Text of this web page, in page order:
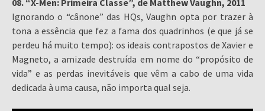
08. “X-Men: Primeira Classe”, de Matthew Vaughn, 2011
Ignorando o “cânone” das HQs, Vaughn opta por trazer à
tona a essência que fez a fama dos quadrinhos (e que já se
perdeu há muito tempo): os ideais contrapostos de Xavier e
Magneto, a amizade destruída em nome do “propósito de
vida” e as perdas inevitáveis que vêm a cabo de uma vida
dedicada à uma causa, não importa qual seja.